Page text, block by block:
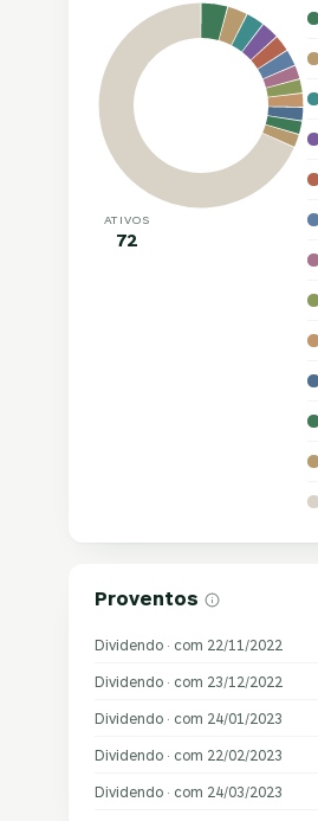
ATIVOS
72
Proventos
Dividendo · com 22/11/2022
Dividendo · com 23/12/2022
Dividendo · com 24/01/2023
Dividendo · com 22/02/2023
Dividendo · com 24/03/2023